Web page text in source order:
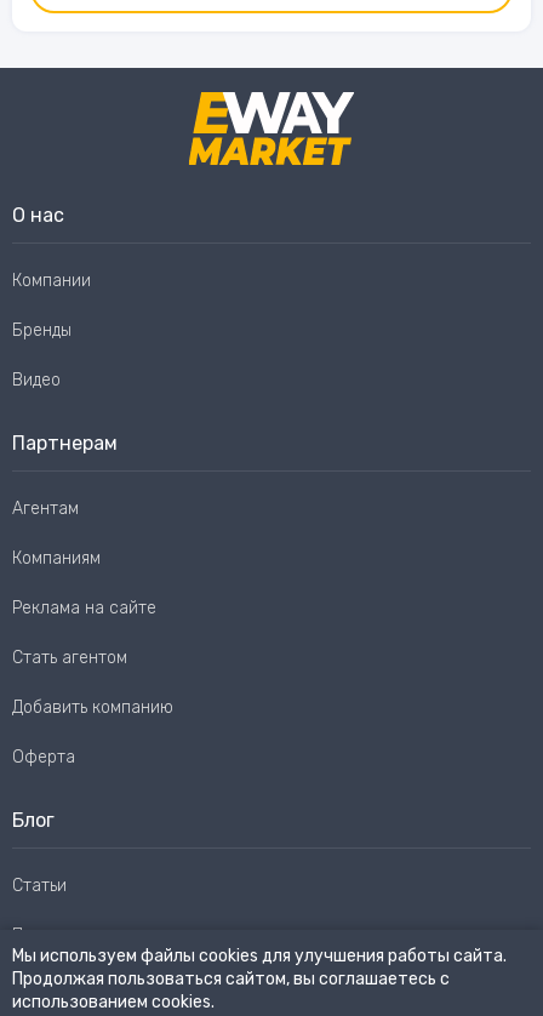
О нас
Компании
Бренды
Видео
Партнерам
Агентам
Компаниям
Реклама на сайте
Стать агентом
Добавить компанию
Оферта
Блог
Статьи
Пользовательское соглашение
Карта сайта
Мы используем файлы cookies для улучшения работы сайта.
Продолжая пользоваться сайтом, вы соглашаетесь с
использованием cookies.